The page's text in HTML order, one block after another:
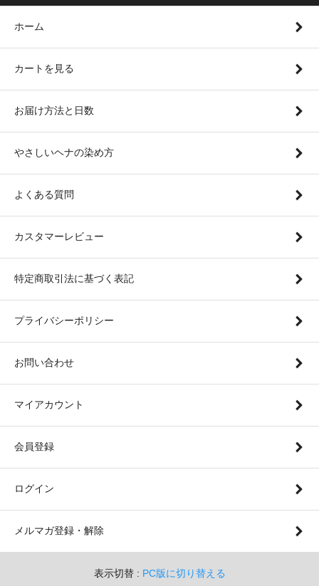
ホーム
カートを見る
お届け方法と日数
やさしいヘナの染め方
よくある質問
カスタマーレビュー
特定商取引法に基づく表記
プライバシーポリシー
お問い合わせ
マイアカウント
会員登録
ログイン
メルマガ登録・解除
表示切替 : PC版に切り替える